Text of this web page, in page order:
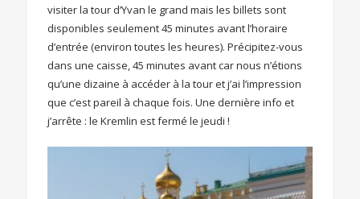
visiter la tour d’Yvan le grand mais les billets sont
disponibles seulement 45 minutes avant l’horaire
d’entrée (environ toutes les heures). Précipitez-vous
dans une caisse, 45 minutes avant car nous n’étions
qu’une dizaine à accéder à la tour et j’ai l’impression
que c’est pareil à chaque fois. Une dernière info et
j’arrête : le Kremlin est fermé le jeudi !